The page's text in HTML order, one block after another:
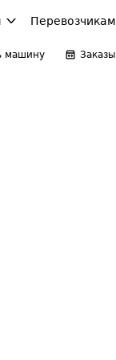
Перевозчикам
машину Заказы